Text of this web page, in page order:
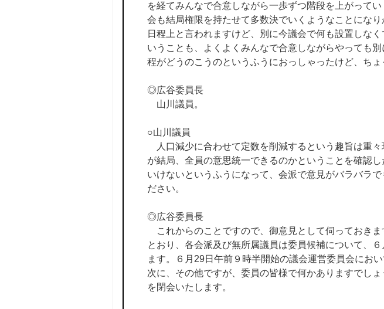
を経てみんなで合意しながら一歩ずつ階段を上がって
会も結局権限を持たせて多数決でいくようなことにな
日程上と言われますけど、別に今議会で何も設置しな
いうことも、よくよくみんなで合意しながらやっても
程がどうのこうのというふうにおっしゃったけど、ち
◎広谷委員長
山川議員。
○山川議員
人口減少に合わせて定数を削減するという趣旨は重
が結局、全員の意思統一できるのかということを確認
いけないというふうになって、会派で意見がバラバラ
ださい。
◎広谷委員長
これからのことですので、御意見として伺っておき
とおり、各会派及び無所属議員は委員候補について、
ます。６月29日午前９時半開始の議会運営委員会にお
次に、その他ですが、委員の皆様で何かありますでし
を閉会いたします。